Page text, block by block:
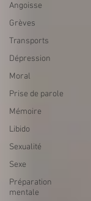
Angoisse
Grèves
Transports
Dépression
Moral
Prise de parole
Mémoire
Libido
Sexualité
Sexe
Préparation
mentale